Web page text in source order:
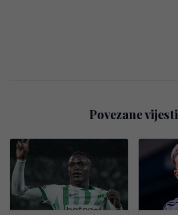
Povezane vijesti